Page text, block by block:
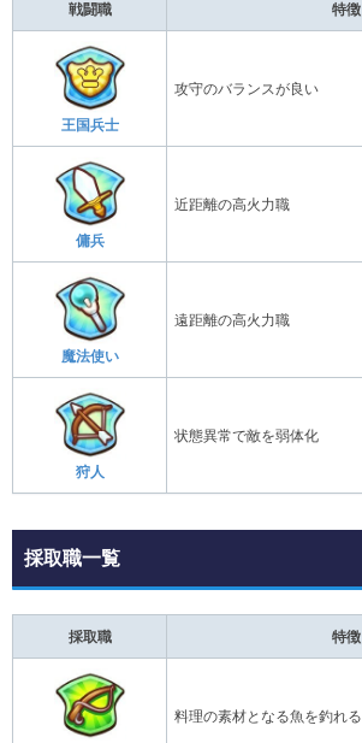
戦闘職 特徴
王国兵士
攻守のバランスが良い
傭兵
近距離の高火力職
魔法使い
遠距離の高火力職
狩人
状態異常で敵を弱体化
採取職一覧
採取職 特徴
料理の素材となる魚を釣れる